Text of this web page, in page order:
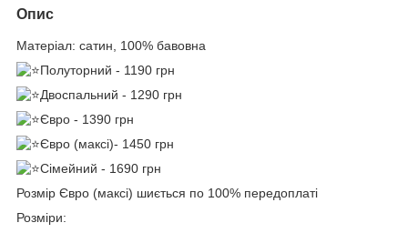
Опис
Матеріал: сатин, 100% бавовна
Полуторний - 1190 грн
Двоспальний - 1290 грн
Євро - 1390 грн
Євро (максі)- 1450 грн
Сімейний - 1690 грн
Розмір Євро (максі) шиється по 100% передоплаті
Розміри: